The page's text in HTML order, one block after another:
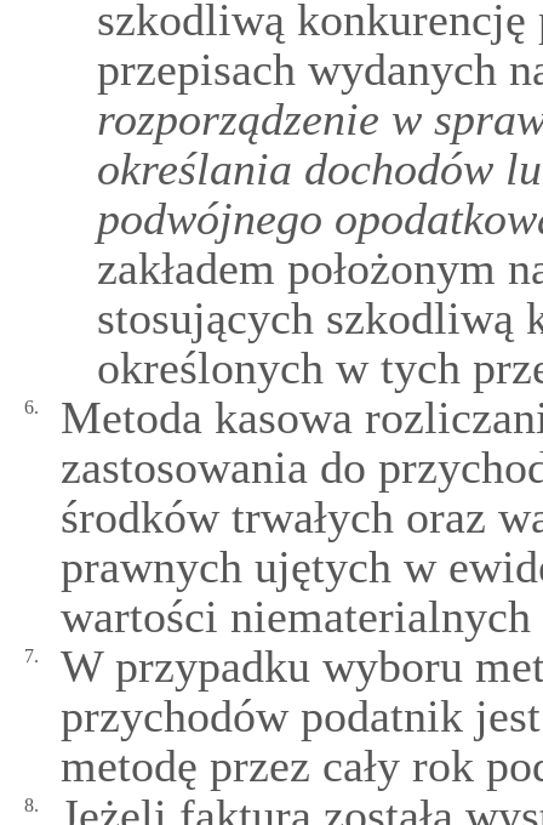
szkodliwą
przepisach wydanych
rozporządzenie w
określania dochodów
podwójnego
zakładem położonym
stosujących szkodliwą
określonych w tych
6.
Metoda kasowa
zastosowania do
środków trwałych oraz
prawnych ujętych w
wartości
7.
W przypadku wyboru
przychodów podatnik
metodę przez cały rok
8.